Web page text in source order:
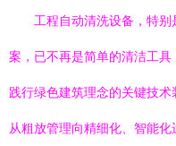
工程自动清洗设备，特
案，已不再是简单的清洁工具
践行绿色建筑理念的关键技
从粗放管理向精细化、智能